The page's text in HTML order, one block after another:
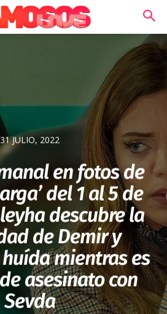
31 JULIO, 2022
en fotos de
del 1 al 5 de
descubre la
de Demir y
mientras es
asesinato con
Sevda